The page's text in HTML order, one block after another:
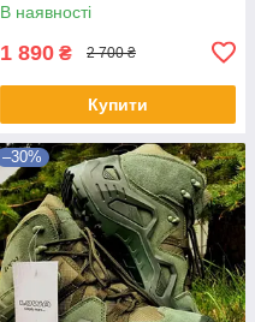
В наявності
1 890 ₴ 2 700 ₴
Купити
–30%